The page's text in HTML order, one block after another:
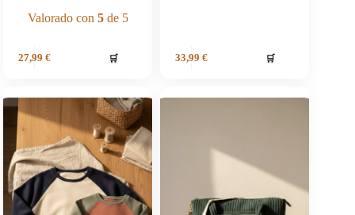
Valorado con 5de 5
27,99 € 🛒 33,99 € 🛒